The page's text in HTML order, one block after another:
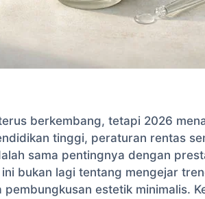
berkembang, tetapi 2026
tinggi, peraturan rentas
sama pentingnya dengan
bukan lagi tentang mengejar
estetik minimalis.